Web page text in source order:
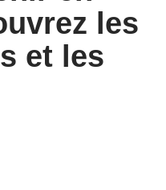
les
et les